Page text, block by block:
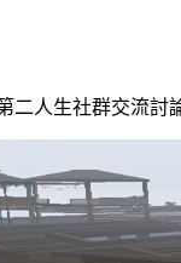
二人生社群交流討